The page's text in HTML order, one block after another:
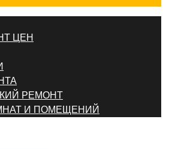
ЦЕН
РЕМОНТ
И ПОМЕЩЕНИЙ